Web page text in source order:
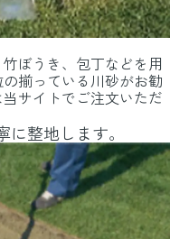
ぼうき、包丁などを用
揃っている川砂がお勧
サイトでご注文いただ
整地します。